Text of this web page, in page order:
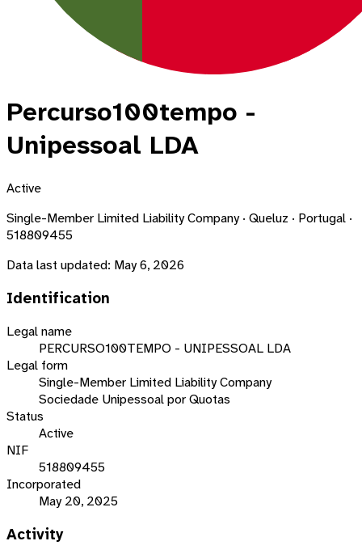
Percurso100tempo -
Unipessoal LDA
Active
Single-Member Limited Liability Company · Queluz · Portugal ·
518809455
Data last updated: May 6, 2026
Identification
Legal name
PERCURSO100TEMPO - UNIPESSOAL LDA
Legal form
Single-Member Limited Liability Company
Sociedade Unipessoal por Quotas
Status
Active
NIF
518809455
Incorporated
May 20, 2025
Activity